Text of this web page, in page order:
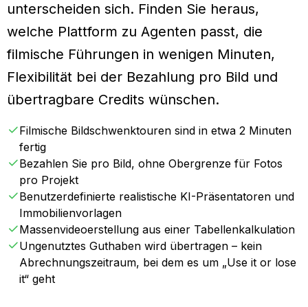
unterscheiden sich. Finden Sie heraus,
welche Plattform zu Agenten passt, die
filmische Führungen in wenigen Minuten,
Flexibilität bei der Bezahlung pro Bild und
übertragbare Credits wünschen.
Filmische Bildschwenktouren sind in etwa 2 Minuten
fertig
Bezahlen Sie pro Bild, ohne Obergrenze für Fotos
pro Projekt
Benutzerdefinierte realistische KI-Präsentatoren und
Immobilienvorlagen
Massenvideoerstellung aus einer Tabellenkalkulation
Ungenutztes Guthaben wird übertragen – kein
Abrechnungszeitraum, bei dem es um „Use it or lose
it“ geht